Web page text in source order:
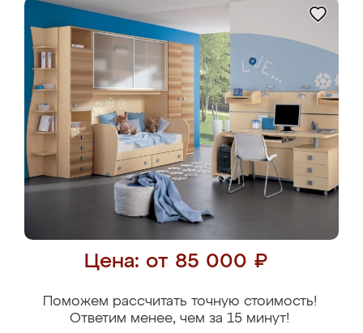
Цена: от 85 000 ₽
Поможем рассчитать точную стоимость!
Ответим менее, чем за 15 минут!